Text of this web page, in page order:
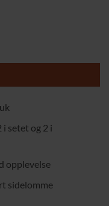
setet og 2 i
opplevelse
sidelomme